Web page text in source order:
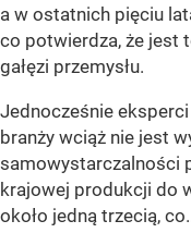
a w ostatnich pięciu
co potwierdza, że jest
gałęzi przemysłu.
Jednocześnie
branży wciąż nie jest
samowystarczalności
krajowej produkcji do
około jedną trzecią,